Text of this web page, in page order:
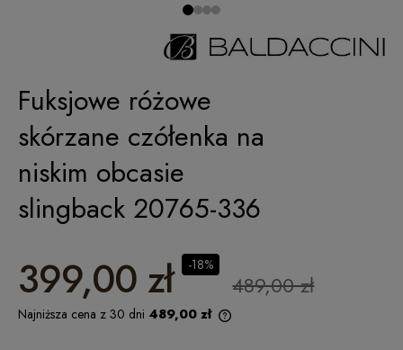
Fuksjowe różowe
skórzane czółenka na
niskim obcasie
slingback 20765-336
399,00 zł 489,00 zł
-18%
Najniższa cena z 30 dni 489,00 zł